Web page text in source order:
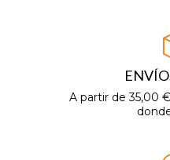
A partir de 35,00